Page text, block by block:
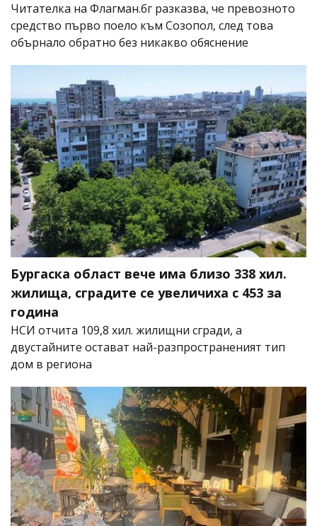
Читателка на Флагман.бг разказва, че превозното
средство първо поело към Созопол, след това
обърнало обратно без никакво обяснение
Бургаска област вече има близо 338 хил.
жилища, сградите се увеличиха с 453 за
година
НСИ отчита 109,8 хил. жилищни сгради, а
двустайните остават най-разпространеният тип
дом в региона